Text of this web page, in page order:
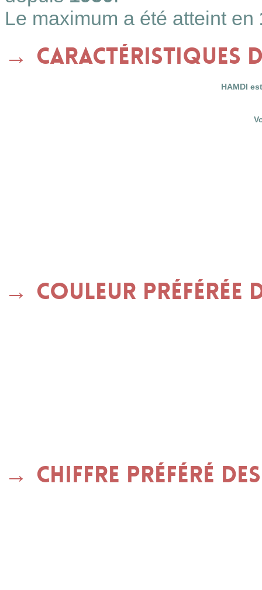
Le maximum a été atteint en
Caractéristiques
HAMDI
Couleur préférée
Chiffre préféré des